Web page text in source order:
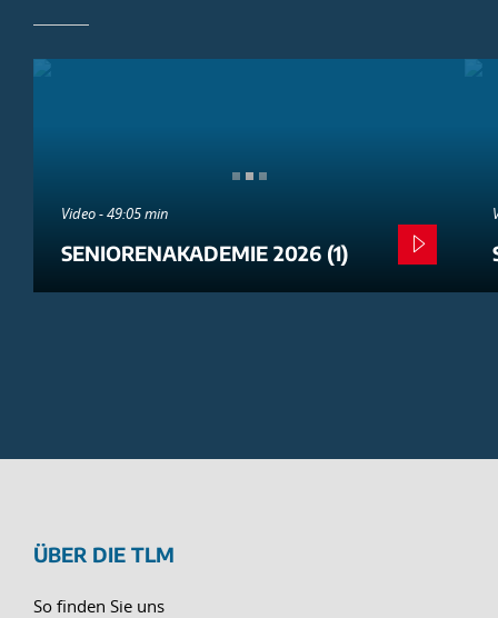
Video - 49:05 min
SENIORENAKADEMIE 2026 (1)
ÜBER DIE TLM
So finden Sie uns